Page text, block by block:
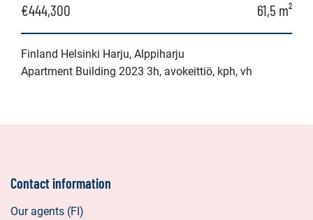
€444,300 61,5 m²
Finland Helsinki Harju, Alppiharju
Apartment Building 2023 3h, avokeittiö, kph, vh
Contact information
Our agents (FI)